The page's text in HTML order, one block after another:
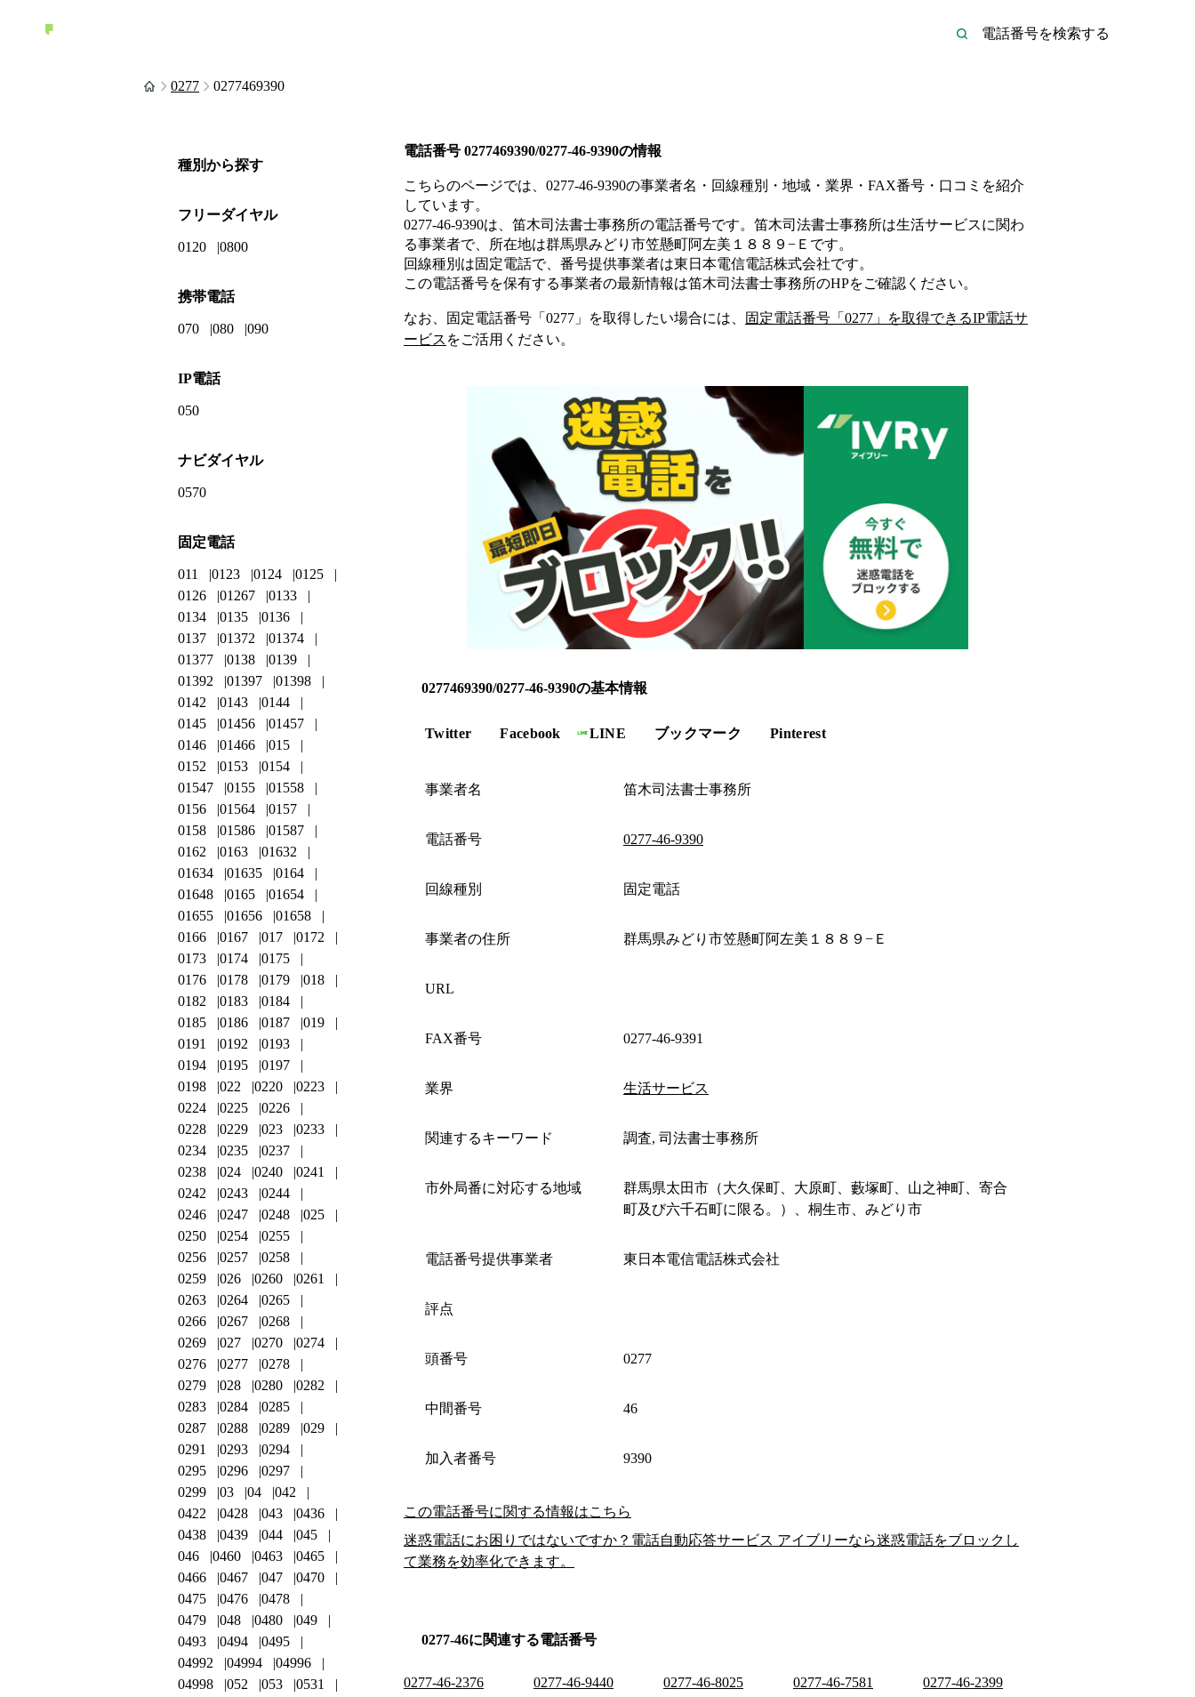
0277 0277469390
電話番号 0277469390/0277-46-9390の情報
こちらのページでは、 0277-46-9390の事業者名・回線種別・地域・業界・FAX番号・口コミを紹介
しています。
0277-46-9390は、 笛木司法書士事務所の電話番号です。 笛木司法書士事務所は生活サービスに関わ
る事業者で、所在地は群馬県みどり市笠懸町阿左美１８８９−Ｅ です。
回線種別は固定電話で、番号提供事業者は東日本電信電話株式会社です。
この電話番号を保有する事業者の最新情報は笛木司法書士事務所のHPをご確認ください。
なお、固定電話番号「 0277 」を取得したい場合には、 固定電話番号「 0277 」を取得できるIP電話サ
ービス をご活用ください。
0277469390/0277-46-9390の基本情報
Twitter Facebook LINE ブックマーク Pinterest
事業者名 笛木司法書士事務所
電話番号 0277-46-9390
回線種別 固定電話
事業者の住所 群馬県みどり市笠懸町阿左美１８８９−Ｅ
URL
FAX番号 0277-46-9391
業界 生活サービス
関連するキーワード 調査, 司法書士事務所
市外局番に対応する地域
群馬県太田市（大久保町、大原町、藪塚町、山之神町、寄合
町及び六千石町に限る。）、桐生市、みどり市
電話番号提供事業者 東日本電信電話株式会社
評点
頭番号 0277
中間番号 46
加入者番号 9390
この電話番号に関する情報はこちら
迷惑電話にお困りではないですか？電話自動応答サービス アイブリーなら迷惑電話をブロックし
て業務を効率化できます。
0277-46に関連する電話番号
0277-46-2376 0277-46-9440 0277-46-8025 0277-46-7581
0277-46-2399
種別から探す
フリーダイヤル
0120 0800
携帯電話
070 080 090
IP電話
050
ナビダイヤル
0570
固定電話
011 0123 0124
0125
0126
01267
0133
0134
0135
0136
0137
01372
01374
01377
0138
0139
01392
01397
01398
0142
0143
0144
0145
01456
01457
0146
01466
015
0152
0153
0154
01547
0155
01558
0156
01564
0157
0158
01586
01587
0162
0163
01632
01634
01635
0164
01648
0165
01654
01655
01656
01658
0166
0167 017
0172
0173
0174
0175
0176
0178 0179
018
0182
0183
0184
0185
0186 0187
019
0191
0192
0193
0194
0195
0197
0198
022 0220
0223
0224
0225
0226
0228
0229 023
0233
0234
0235
0237
0238
024 0240
0241
0242
0243
0244
0246
0247 0248
025
0250
0254
0255
0256
0257
0258
0259
026 0260
0261
0263
0264
0265
0266
0267
0268
0269
027 0270
0274
0276
0277
0278
0279
028 0280
0282
0283
0284
0285
0287
0288 0289
029
0291
0293
0294
0295
0296
0297
0299
03 04
042
0422
0428 043
0436
0438
0439 044
045
046
0460 0463
0465
0466
0467 047
0470
0475
0476
0478
0479
048 0480
049
0493
0494
0495
04992
04994
04996
04998
052 053
0531